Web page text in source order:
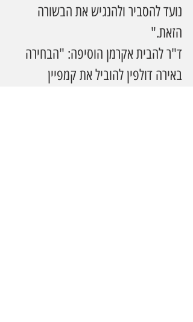
נועד להסביר ולהנגיש את הבשורה
הזאת."
ד"ר להבית אקרמן הוסיפה: "הבחירה
באירה דולפין להוביל את קמפיין